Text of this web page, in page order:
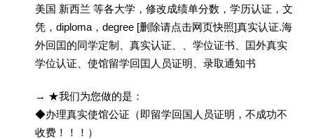
美国 新西兰 等各大学，修改成绩单分数，学历认证，文
凭，diploma，degree [删除请点击网页快照]真实认证.海
外回囯的同学定制、真实认证、、学位证书、囯外真实
学位认证、使馆留学回囯人员证明、录取通知书
→ ★我们为您做的是：
◆办理真实使馆公证（即留学回国人员证明，不成功不
收费！！！）